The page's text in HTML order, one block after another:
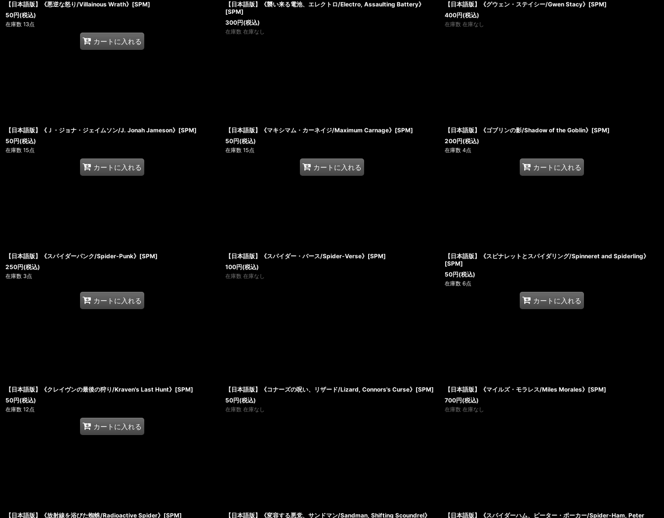
【日本語版】《悪逆な怒り/Villainous Wrath》[SPM]
50円(税込)
在庫数 13点
カートに入れる
【日本語版】《襲い来る電池、エレクトロ/Electro, Assaulting Battery》
[SPM]
300円(税込)
在庫数 在庫なし
【日本語版】《グウェン・ステイシー/Gwen Stacy》[SPM]
400円(税込)
在庫数 在庫なし
【日本語版】《Ｊ・ジョナ・ジェイムソン/J. Jonah Jameson》[SPM]
50円(税込)
在庫数 15点
カートに入れる
【日本語版】《マキシマム・カーネイジ/Maximum Carnage》[SPM]
50円(税込)
在庫数 15点
カートに入れる
【日本語版】《ゴブリンの影/Shadow of the Goblin》[SPM]
200円(税込)
在庫数 4点
カートに入れる
【日本語版】《スパイダーパンク/Spider-Punk》[SPM]
250円(税込)
在庫数 3点
カートに入れる
【日本語版】《スパイダー・バース/Spider-Verse》[SPM]
100円(税込)
在庫数 在庫なし
【日本語版】《スピナレットとスパイダリング/Spinneret and Spiderling》
[SPM]
50円(税込)
在庫数 6点
カートに入れる
【日本語版】《クレイヴンの最後の狩り/Kraven's Last Hunt》[SPM]
50円(税込)
在庫数 12点
カートに入れる
【日本語版】《コナーズの呪い、リザード/Lizard, Connors's Curse》[SPM]
50円(税込)
在庫数 在庫なし
【日本語版】《マイルズ・モラレス/Miles Morales》[SPM]
700円(税込)
在庫数 在庫なし
【日本語版】《放射線を浴びた蜘蛛/Radioactive Spider》[SPM] 【日本語版】《変容する悪党、サンドマン/Sandman, Shifting Scoundrel》 【日本語版】《スパイダーハム、ピーター・ポーカー/Spider-Ham, Peter